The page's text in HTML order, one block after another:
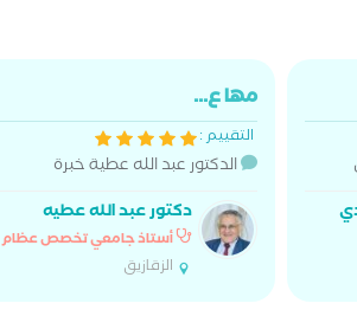
مها ع...
التقييم :
الدكتور عبد الله عطية خبرة
دكتور عبد الله عطيه
أستاذ جامعي تخصص عظام
الزقازيق